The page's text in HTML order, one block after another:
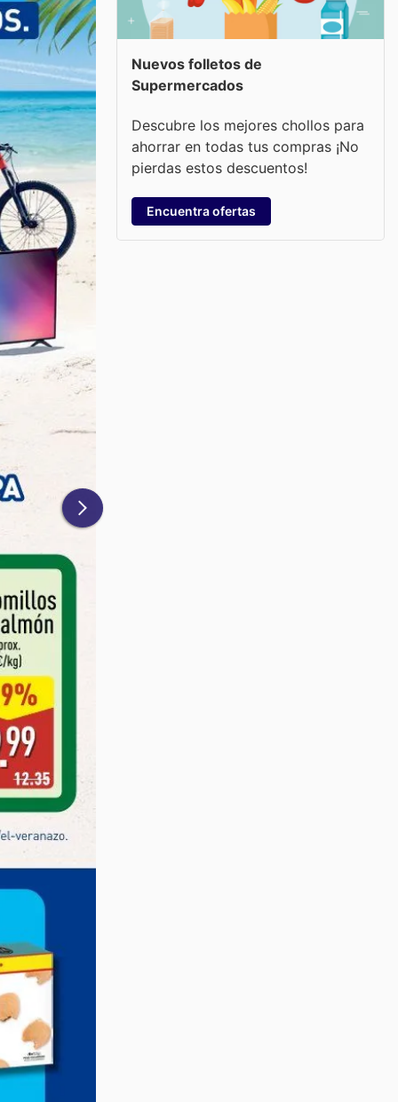
Nuevos folletos de
Supermercados
Descubre los mejores chollos para
ahorrar en todas tus compras ¡No
pierdas estos descuentos!
Encuentra ofertas